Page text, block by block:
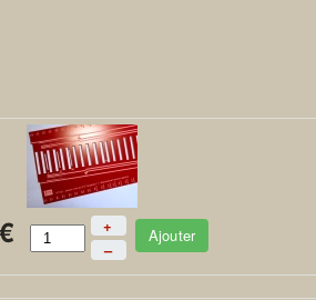
+
–
Ajouter